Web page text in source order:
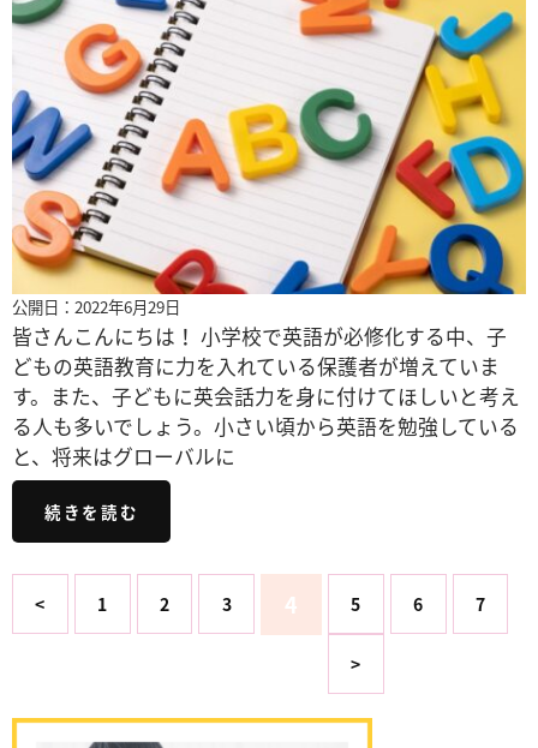
公開日：2022年6月29日
皆さんこんにちは！ 小学校で英語が必修化する中、子
どもの英語教育に力を入れている保護者が増えていま
す。また、子どもに英会話力を身に付けてほしいと考え
る人も多いでしょう。小さい頃から英語を勉強している
と、将来はグローバルに
続きを読む
< 1 2 3 4 5 6 7
>